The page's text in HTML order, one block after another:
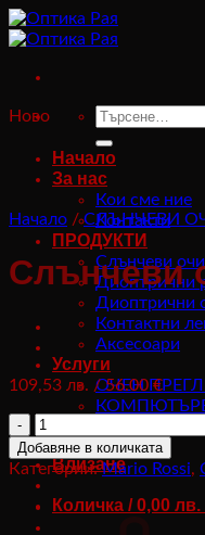
Към
съдържанието
Търсене
Начало
За нас
Кои сме ние
Контакти
ПРОДУКТИ
Слънчеви
Диоптрични
Диоптрични
Контактни
Аксесоари
Услуги
ОЧЕН
Влизане
Количка /0,00 лв.
Ново
Начало / СЛЪНЧЕВИ
Слънчеви
109,53 лв. / 56.00 €
количество
за
Слънчеви
очила
Mario
Rossi
Добавяне в количката
Категории:Mario Rossi,